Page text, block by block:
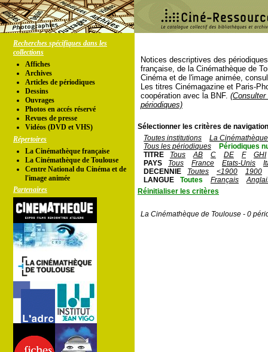
Recherches spécifiques dans les
collections
Affiches
Archives
Articles de périodiques
Dessins
Ouvrages
Photos en accés réservé
Revues de presse
Vidéos (DVD et VHS)
Répertoires
La Cinémathèque française
La Cinémathèque de Toulouse
Centre National du Cinéma et de
l'image animée
Partenaires
Notices descriptives des
française, de la Cinémathèque de
Cinéma et de l'image animée,
Les titres Cinémagazine et Paris-
coopération avec la BNF.
périodiques)
Sélectionner les critères de
Toutes institutions
La
Tous les périodiques
Périodiques
TITRE
Tous AB C DE F
GHI
PAYS
Tous France Etats-Unis
DECENNIE
Toutes <1900
1900
LANGUE
Toutes Français
Réinitialiser les critères
La Cinémathèque de Toulouse - 0